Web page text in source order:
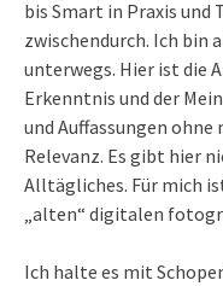
bis Smart in Praxis und
zwischendurch. Ich bin
unterwegs. Hier ist die
Erkenntnis und der
und Auffassungen
Relevanz. Es gibt hier
Alltägliches. Für mich
„alten“ digitalen
Ich halte es mit